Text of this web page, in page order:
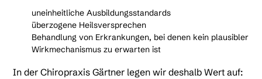
uneinheitliche Ausbildungsstandards
überzogene Heilsversprechen
Behandlung von Erkrankungen, bei denen kein plausibler
Wirkmechanismus zu erwarten ist
In der Chiropraxis Gärtner legen wir deshalb Wert auf: